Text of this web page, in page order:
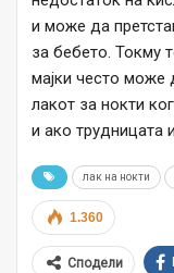
и може да
за бебето. Токму
мајки често може
лакот за нокти
и ако трудницата
лак на нокти
1.360
Сподели